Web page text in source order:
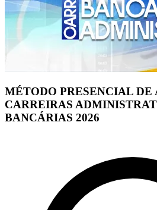
MÉTODO PRESENCIAL DE
CARREIRAS
BANCÁRIAS 2026